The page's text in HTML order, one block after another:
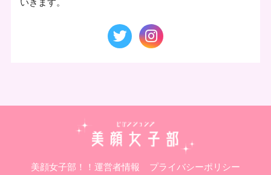
いきます。
美顔女子部！！運営者情報 プライバシーポリシー